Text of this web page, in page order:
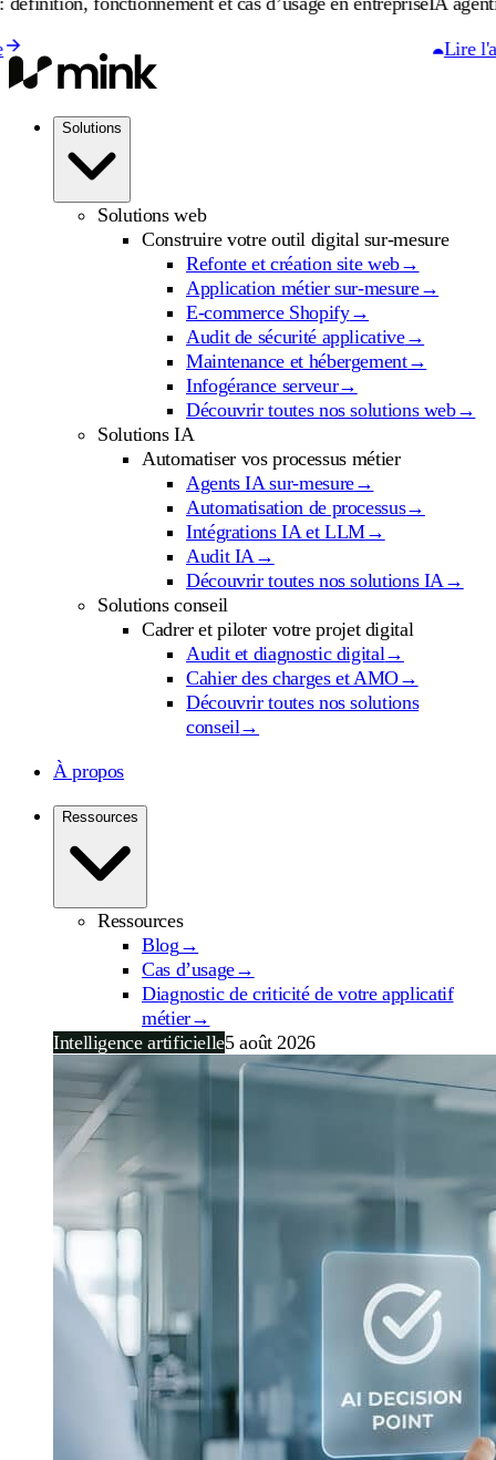
Lire l'article
Solutions
Solutions web
Construire votre outil digital sur-mesure
Refonte et création site web→
Application métier sur-mesure→
E-commerce Shopify→
Audit de sécurité applicative→
Maintenance et hébergement→
Infogérance serveur→
Découvrir toutes nos solutions web→
Solutions IA
Automatiser vos processus métier
Agents IA sur-mesure→
Automatisation de processus→
Intégrations IA et LLM→
Audit IA→
Découvrir toutes nos solutions IA→
Solutions conseil
Cadrer et piloter votre projet digital
Audit et diagnostic digital→
Cahier des charges et AMO→
Découvrir toutes nos solutions
conseil→
À propos
Ressources
Ressources
Blog →
Cas d’usage→
Diagnostic de criticité de votre applicatif
métier→
Intelligence artificielle5 août 2026